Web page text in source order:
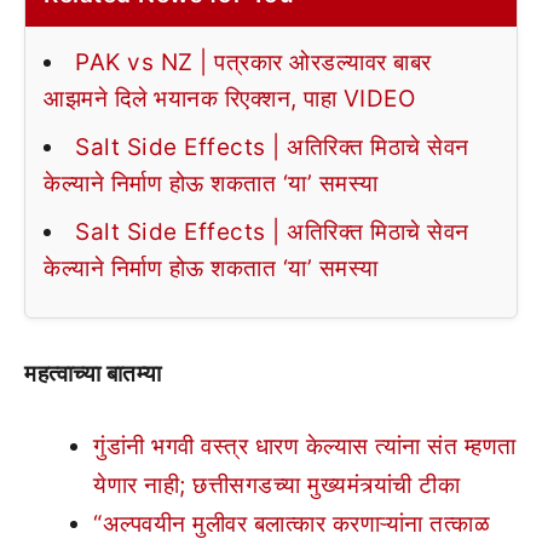
PAK vs NZ | पत्रकार ओरडल्यावर बाबर
आझमने दिले भयानक रिएक्शन, पाहा VIDEO
Salt Side Effects | अतिरिक्त मिठाचे सेवन
केल्याने निर्माण होऊ शकतात ‘या’ समस्या
Salt Side Effects | अतिरिक्त मिठाचे सेवन
केल्याने निर्माण होऊ शकतात ‘या’ समस्या
महत्वाच्या बातम्या
गुंडांनी भगवी वस्त्र धारण केल्यास त्यांना संत म्हणता
येणार नाही; छत्तीसगडच्या मुख्यमंत्र्यांची टीका
“अल्पवयीन मुलीवर बलात्कार करणाऱ्यांना तत्काळ